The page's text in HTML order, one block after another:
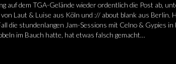
auf dem TGA-Gelände wieder ordentlich die Post ab,
von Laut & Luise aus Köln und :// about blank aus Berlin.
die stundenlangen Jam-Sessions mit Celno & Gypies in
im Bauch hatte, hat etwas falsch gemacht…